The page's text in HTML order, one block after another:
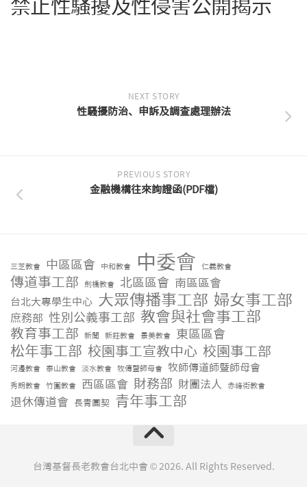
禁止性騷擾及性侵害公開揭示
NEXT STORY
性騷擾防治、申訴及調查處理辦法
PREVIOUS STORY
金融機構往來詢證函(PDF檔)
三芝教會 中區區會 中和教會 中委會 仁義教會
傳道事工部 劍橋教會 北區區會 南區區會
台北大專學生中心 大眾傳播事工部 婦女事工部
庶務部 性別公義事工部 教會與社會事工部
教育事工部 新聞 新莊教會 景美教會 東區區會
松年事工部 校園事工宣教中心 校園事工部
河邊教會 泰山教會 淡水教會 牧傳暨師母會 牧師傳道師暨師母會
秀朗教會 竹圍教會 西區區會 財務部 財團法人 赤峰街教會
退休傳道會 長青團契 青年事工部
台灣基督長老教會台北中會 © 2026. All Rights Reserved.